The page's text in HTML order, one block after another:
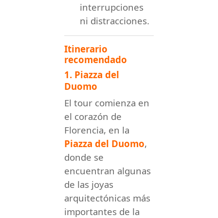
interrupciones
ni distracciones.
Itinerario
recomendado
1. Piazza del
Duomo
El tour comienza en
el corazón de
Florencia, en la
Piazza del Duomo,
donde se
encuentran algunas
de las joyas
arquitectónicas más
importantes de la